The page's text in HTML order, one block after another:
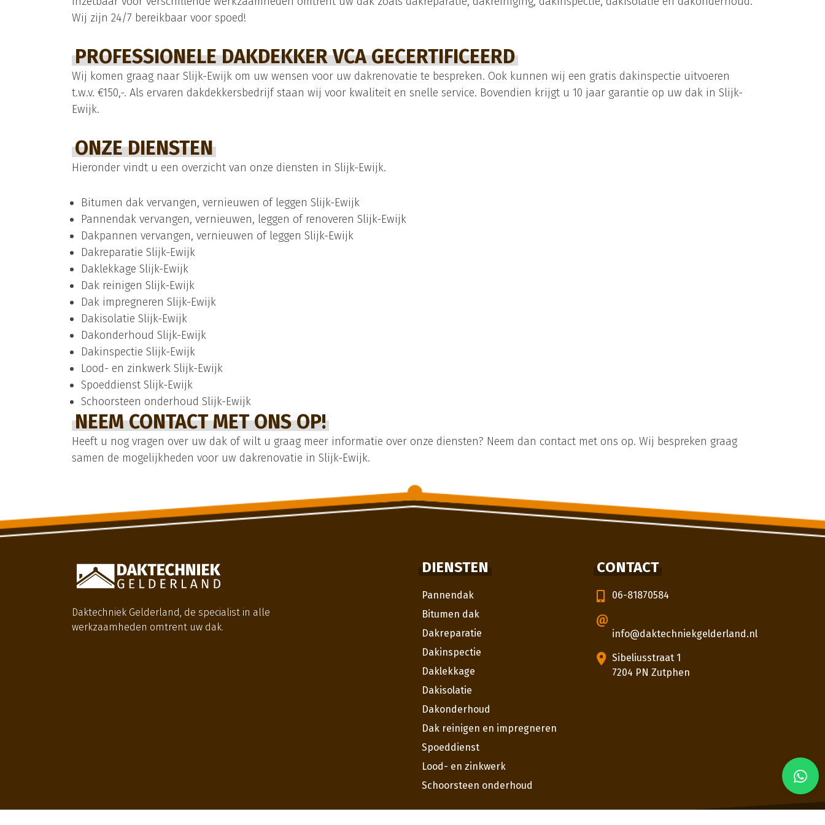
Wij zijn 24/7 bereikbaar voor spoed!
PROFESSIONELE DAKDEKKER VCA GECERTIFICEERD
Wij komen graag naar Slijk-Ewijk om uw wensen voor uw dakrenovatie te bespreken. Ook kunnen wij een gratis dakinspectie uitvoeren
t.w.v. €150,-. Als ervaren dakdekkersbedrijf staan wij voor kwaliteit en snelle service. Bovendien krijgt u 10 jaar garantie op uw dak in Slijk-
Ewijk.
ONZE DIENSTEN
Hieronder vindt u een overzicht van onze diensten in Slijk-Ewijk.
Bitumen dak vervangen, vernieuwen of leggen Slijk-Ewijk
Pannendak vervangen, vernieuwen, leggen of renoveren Slijk-Ewijk
Dakpannen vervangen, vernieuwen of leggen Slijk-Ewijk
Dakreparatie Slijk-Ewijk
Daklekkage Slijk-Ewijk
Dak reinigen Slijk-Ewijk
Dak impregneren Slijk-Ewijk
Dakisolatie Slijk-Ewijk
Dakonderhoud Slijk-Ewijk
Dakinspectie Slijk-Ewijk
Lood- en zinkwerk Slijk-Ewijk
Spoeddienst Slijk-Ewijk
Schoorsteen onderhoud Slijk-Ewijk
NEEM CONTACT MET ONS OP!
Heeft u nog vragen over uw dak of wilt u graag meer informatie over onze diensten? Neem dan contact met ons op. Wij bespreken graag
samen de mogelijkheden voor uw dakrenovatie in Slijk-Ewijk.
Daktechniek Gelderland, de specialist in alle
werkzaamheden omtrent uw dak.
DIENSTEN
Pannendak
Bitumen dak
Dakreparatie
Dakinspectie
Daklekkage
Dakisolatie
Dakonderhoud
Dak reinigen en impregneren
Spoeddienst
Lood- en zinkwerk
Schoorsteen onderhoud
CONTACT
06-81870584
info@daktechniekgelderland.nl
Sibeliusstraat 1
7204 PN Zutphen